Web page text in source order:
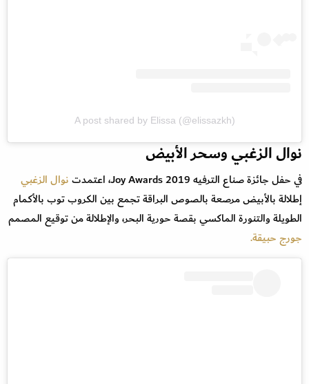
A post shared by Elissa (@elissazkh)
نوال الزغبي وسحر الأبيض
في حفل جائزة صناع الترفيه Joy Awards 2019، اعتمدت
نوال الزغبي
إطلالة بالأبيض مرصعة بالصوص البراقة تجمع بين الكروب توب بالأكمام
الطويلة والتنورة الماكسي بقصة حورية البحر، والإطلالة من توقيع المصمم
جورج حبيقة.